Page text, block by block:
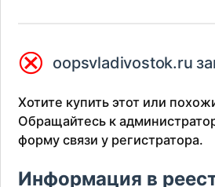
⮿ oopsvladivostok.ru
Хотите купить этот или
Обращайтесь к
форму связи у регистратора.
Информация в